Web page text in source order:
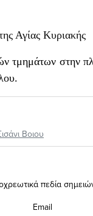
Αγίας Κυριακής
τμημάτων στην
Βοιου
πεδία
Email